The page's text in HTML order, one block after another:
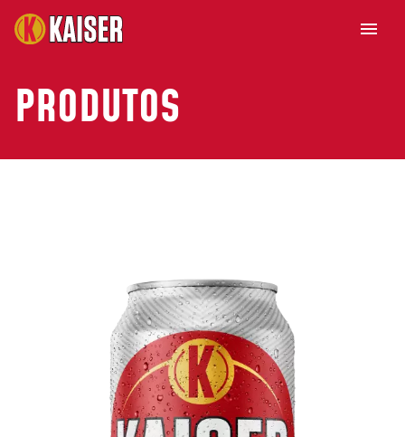
PRODUTOS